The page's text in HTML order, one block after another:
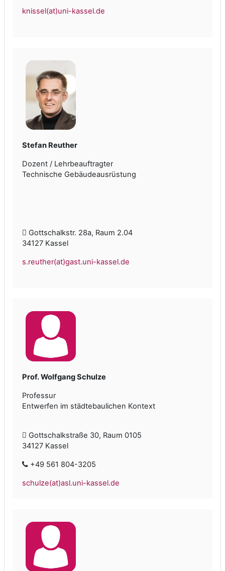
knissel(at)uni-kassel.de
Stefan Reuther
Dozent / Lehrbeauftragter
Technische Gebäudeausrüstung
Gottschalkstr. 28a, Raum 2.04
34127 Kassel
s.reuther(at)gast.uni-kassel.de
Prof. Wolfgang Schulze
Professur
Entwerfen im städtebaulichen Kontext
Gottschalkstraße 30, Raum 0105
34127 Kassel
+49 561 804-3205
schulze(at)asl.uni-kassel.de